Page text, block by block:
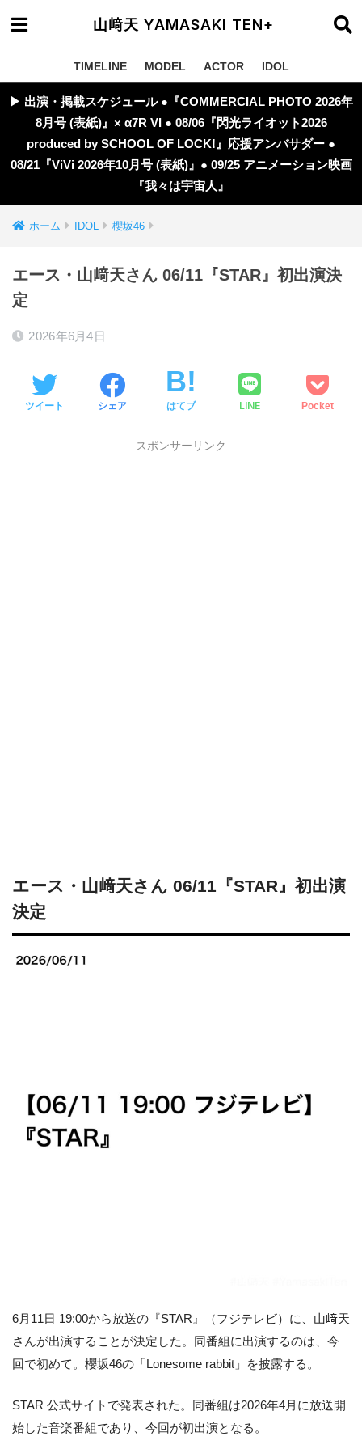
山﨑天 YAMASAKI TEN+
TIMELINE MODEL ACTOR IDOL
▶︎ 出演・掲載スケジュール ●『COMMERCIAL PHOTO 2026年
8月号 (表紙)』× α7R VI ● 08/06『閃光ライオット2026
produced by SCHOOL OF LOCK!』応援アンバサダー ●
08/21『ViVi 2026年10月号 (表紙)』● 09/25 アニメーション映画
『我々は宇宙人』
ホーム IDOL 櫻坂46
エース・山﨑天さん 06/11『STAR』初出演決
定
2026年6月4日
ツイート シェア はてブ LINE Pocket
スポンサーリンク
エース・山﨑天さん 06/11『STAR』初出演
決定
6月11日 19:00から放送の『STAR』（フジテレビ）に、山﨑天
さんが出演することが決定した。同番組に出演するのは、今
回で初めて。櫻坂46の「Lonesome rabbit」を披露する。
STAR 公式サイトで発表された。同番組は2026年4月に放送開
始した音楽番組であり、今回が初出演となる。